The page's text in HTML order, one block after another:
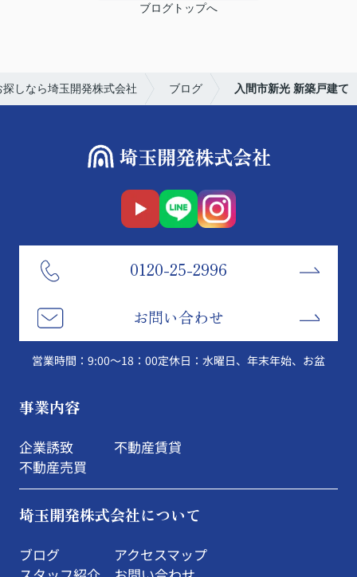
ブログトップへ
しなら埼玉開発株式会社 ブログ 入間市新光 新築戸建て
0120-25-2996
お問い合わせ
営業時間：9:00～18：00定休日：水曜日、年末年始、お盆
事業内容
企業誘致
不動産売買
不動産賃貸
埼玉開発株式会社について
ブログ
アクセスマップ